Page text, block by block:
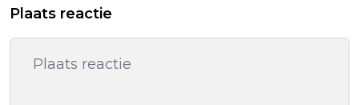
Plaats reactie